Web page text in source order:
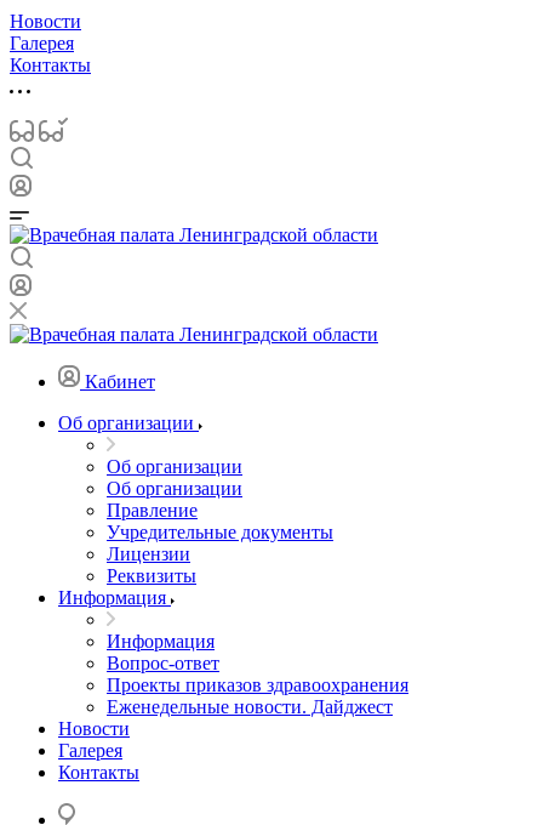
Новости
Галерея
Контакты
Кабинет
Об организации
Об организации
Об организации
Правление
Учредительные документы
Лицензии
Реквизиты
Информация
Информация
Вопрос-ответ
Проекты приказов здравоохранения
Еженедельные новости. Дайджест
Новости
Галерея
Контакты